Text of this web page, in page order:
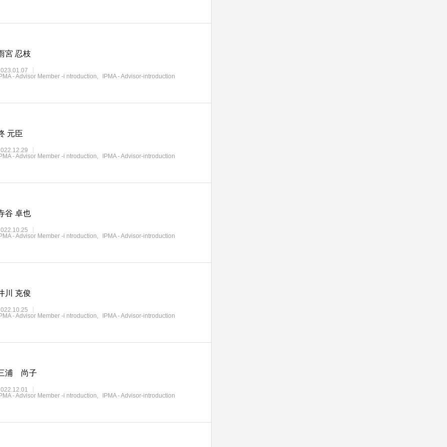
宮 忍枝
- Advisor Member -i ntroduction
IPMA - Advisor-introduction
元臣
- Advisor Member -i ntroduction
IPMA - Advisor-introduction
谷 卓也
- Advisor Member -i ntroduction
IPMA - Advisor-introduction
川 克俊
- Advisor Member -i ntroduction
IPMA - Advisor-introduction
浦 尚子
- Advisor Member -i ntroduction
IPMA - Advisor-introduction